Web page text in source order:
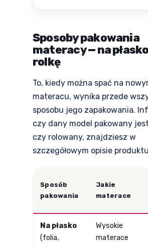
Sposoby pakowania
materacy — na
rolkę
To, kiedy można spać na
materacu, wynika przede
sposobu jego zapakowania.
czy dany model pakowany jest
czy rolowany, znajdziesz w
szczegółowym opisie
Sposób
pakowania
Jakie
materace
Na płasko
(folia,
Wysokie
materace